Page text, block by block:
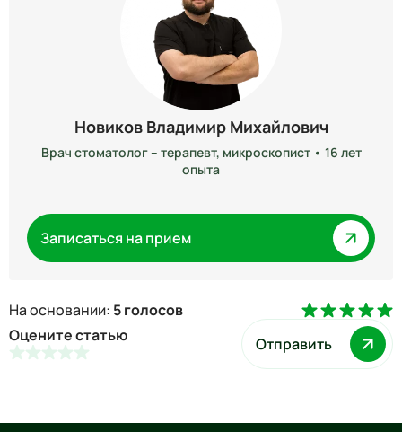
Новиков Владимир Михайлович
Врач стоматолог – терапевт, микроскопист • 16 лет
опыта
Записаться на прием
На основании: 5 голосов
Оцените статью
Отправить